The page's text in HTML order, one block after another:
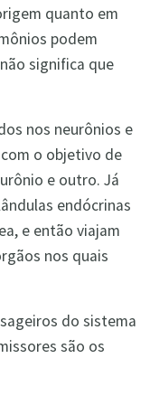
quanto em
podem
significa que
nos neurônios e
o objetivo de
e outro. Já
endócrinas
e então viajam
nos quais
do sistema
são os